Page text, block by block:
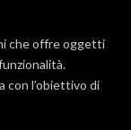
che offre oggetti
con l’obiettivo di